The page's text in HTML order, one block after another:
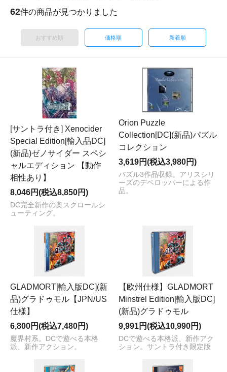
62件の商品が見つかりました
おすすめ順 価格順 新着順
[サントラ付き] Xenocider
Special Edition[輸入品DC]
(新品)ゼノサイダー スペシ
ャルエディション 【動作
相性あり】
8,046円(税込8,850円)
DC完全新作の奥スクロールシ
ューティング。
Orion Puzzle
Collection[DC](新品)パズル
コレクション
3,619円(税込3,980円)
パズル3作品収録。アリスシリ
ーズのデベロッパーによる作
品。
GLADMORT[輸入版DC](新
品)グラドゥモル【JPN/US
仕様】
6,800円(税込7,480円)
魔界村系。DCで遊べる本格
派、新作アクション。
【欧州仕様】GLADMORT
Minstrel Edition[輸入版DC]
(新品)グラドゥモル
9,991円(税込10,990円)
DCで遊べる本格派、新作アク
ション。サントラ付き限定版